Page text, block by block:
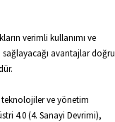
verimli kullanımı ve
sağlayacağı avantajlar doğru
ve yönetim
4.0 (4. Sanayi Devrimi),